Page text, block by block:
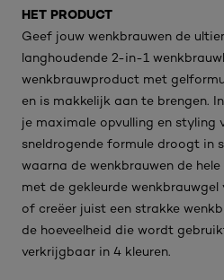
HET PRODUCT
Geef jouw wenkbrauwen de
langhoudende 2-in-1
wenkbrauwproduct met
en is makkelijk aan te brengen.
je maximale opvulling en styling
sneldrogende formule droogt in
waarna de wenkbrauwen de
met de gekleurde
of creëer juist een strakke
de hoeveelheid die wordt
verkrijgbaar in 4 kleuren.